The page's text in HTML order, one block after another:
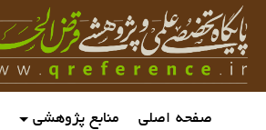
صفحه اصلی منابع پژوهشی